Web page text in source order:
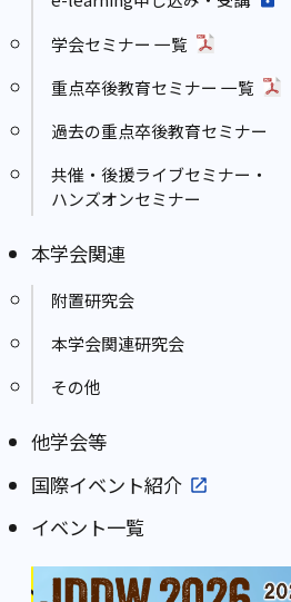
学会セミナー 一覧
重点卒後教育セミナー 一覧
過去の重点卒後教育セミナー
共催・後援ライブセミナー・
ハンズオンセミナー
本学会関連
附置研究会
本学会関連研究会
その他
他学会等
国際イベント紹介
イベント一覧